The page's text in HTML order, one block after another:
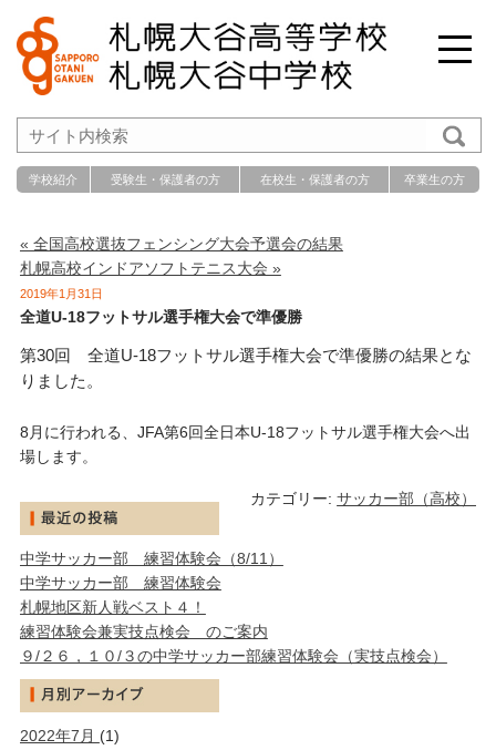
学校紹介 受験生・保護者の方 在校生・保護者の方 卒業生の方
« 全国高校選抜フェンシング大会予選会の結果
札幌高校インドアソフトテニス大会 »
2019年1月31日
全道U-18フットサル選手権大会で準優勝
第30回 全道U-18フットサル選手権大会で準優勝の結果とな
りました。
8月に行われる、JFA第6回全日本U-18フットサル選手権大会へ出
場します。
カテゴリー:サッカー部（高校）
中学サッカー部 練習体験会（8/11）
中学サッカー部 練習体験会
札幌地区新人戦ベスト４！
練習体験会兼実技点検会 のご案内
９/２６，１０/３の中学サッカー部練習体験会（実技点検会）
2022年7月 (1)